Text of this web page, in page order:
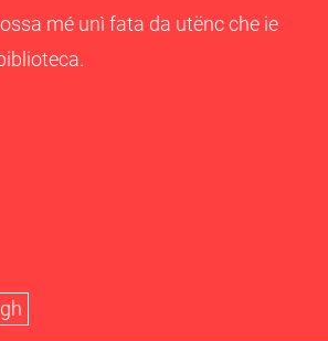
mé unì fata da utënc che ie